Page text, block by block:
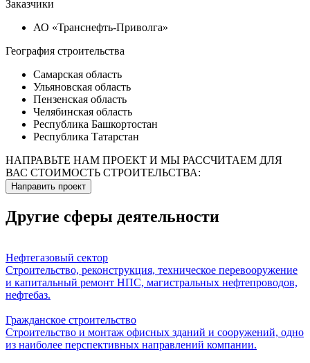
Заказчики
АО «Транснефть-Приволга»
География строительства
Самарская область
Ульяновская область
Пензенская область
Челябинская область
Республика Башкортостан
Республика Татарстан
НАПРАВЬТЕ НАМ ПРОЕКТ И МЫ РАССЧИТАЕМ ДЛЯ
ВАС СТОИМОСТЬ СТРОИТЕЛЬСТВА:
Направить проект
Другие сферы деятельности
Нефтегазовый сектор
Строительство, реконструкция, техническое перевооружение
и капитальный ремонт НПС, магистральных нефтепроводов,
нефтебаз.
Гражданское строительство
Строительство и монтаж офисных зданий и сооружений, одно
из наиболее перспективных направлений компании.